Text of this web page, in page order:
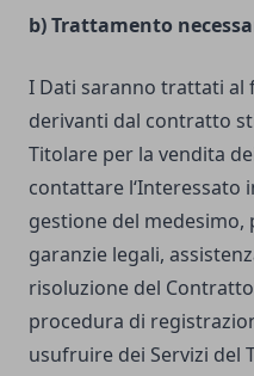
b) Trattamento
I Dati saranno trattati al
derivanti dal contratto
Titolare per la vendita
contattare l‘Interessato
gestione del
garanzie legali,
risoluzione del
procedura di
usufruire dei Servizi del